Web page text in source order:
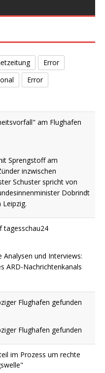
Error
Error
am Flughafen
Sprengstoff am
inzwischen
Schuster spricht von
Dobrindt
tagesschau24
und Interviews:
ARD-Nachrichtenkanals
Flughafen gefunden
Flughafen gefunden
im Prozess um rechte